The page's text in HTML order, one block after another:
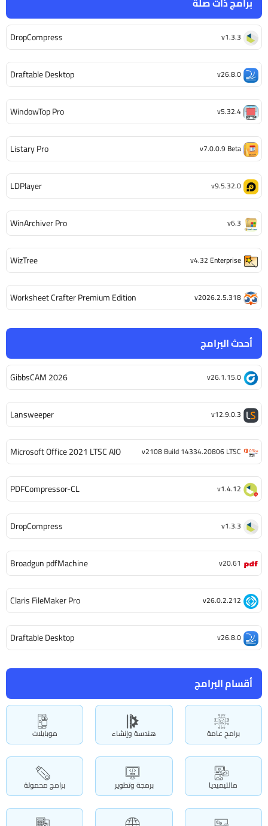
أقسام البرامج
برامج عامة هندسة وإنشاء موبايلات
مالتيميديا برمجة وتطوير برامج محمولة
أحدث البرامج
GibbsCAM 2026 v26.1.15.0
Lansweeper v12.9.0.3
Microsoft Office 2021 LTSC AIO v2108 Build 14334.20806 LTSC
PDFCompressor-CL v1.4.12
DropCompress v1.3.3
Broadgun pdfMachine v20.61
Claris FileMaker Pro v26.0.2.212
Draftable Desktop v26.8.0
DropCompress v1.3.3
Draftable Desktop v26.8.0
WindowTop Pro v5.32.4
Listary Pro v7.0.0.9 Beta
LDPlayer v9.5.32.0
WinArchiver Pro v6.3
WizTree v4.32 Enterprise
Worksheet Crafter Premium Edition v2026.2.5.318